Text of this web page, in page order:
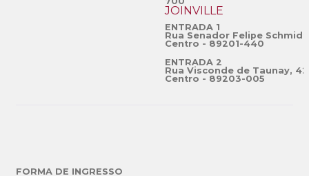
JOINVILLE
ENTRADA 1
Rua Senador Felipe
Centro - 89201-440
ENTRADA 2
Rua Visconde de Taunay,
Centro - 89203-005
FORMA DE INGRESSO